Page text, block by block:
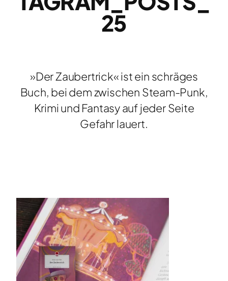
25
»Der Zaubertrick« ist ein schräges
Buch, bei dem zwischen Steam-Punk,
Krimi und Fantasy auf jeder Seite
Gefahr lauert.